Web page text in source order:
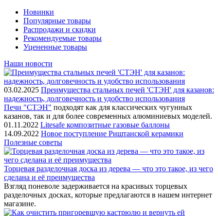
Новинки
Популярные товары
Распродажи и скидки
Рекомендуемые товары
Уцененные товары
Наши новости
03.02.2025 Преимущества стальных печей 'СТЭН' для казанов:
надежность, долговечность и удобство использования
Печи "СТЭН" подходят как для классических чугунных
казанов, так и для более современных алюминиевых моделей.
01.11.2022 Litesafe композитные газовые баллоны
14.09.2022 Новое поступление Риштанской керамики
Полезные советы
Торцевая разделочная доска из дерева — что это такое, из чего
сделана и её преимущества
Взгляд поневоле задерживается на красивых торцевых
разделочных досках, которые предлагаются в нашем интернет
магазине.